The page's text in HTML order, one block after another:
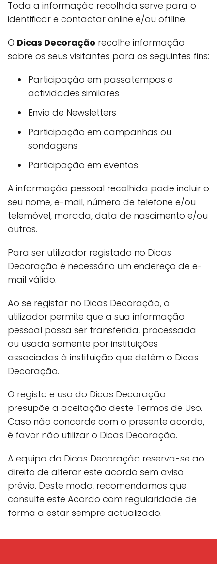
Toda a informação recolhida serve para o
identificar e contactar online e/ou offline.
O Dicas Decoração recolhe informação
sobre os seus visitantes para os seguintes fins:
Participação em passatempos e
actividades similares
Envio de Newsletters
Participação em campanhas ou
sondagens
Participação em eventos
A informação pessoal recolhida pode incluir o
seu nome, e-mail, número de telefone e/ou
telemóvel, morada, data de nascimento e/ou
outros.
Para ser utilizador registado no Dicas
Decoração é necessário um endereço de e-
mail válido.
Ao se registar no Dicas Decoração, o
utilizador permite que a sua informação
pessoal possa ser transferida, processada
ou usada somente por instituições
associadas à instituição que detém o Dicas
Decoração.
O registo e uso do Dicas Decoração
presupõe a aceitação deste Termos de Uso.
Caso não concorde com o presente acordo,
é favor não utilizar o Dicas Decoração.
A equipa do Dicas Decoração reserva-se ao
direito de alterar este acordo sem aviso
prévio. Deste modo, recomendamos que
consulte este Acordo com regularidade de
forma a estar sempre actualizado.